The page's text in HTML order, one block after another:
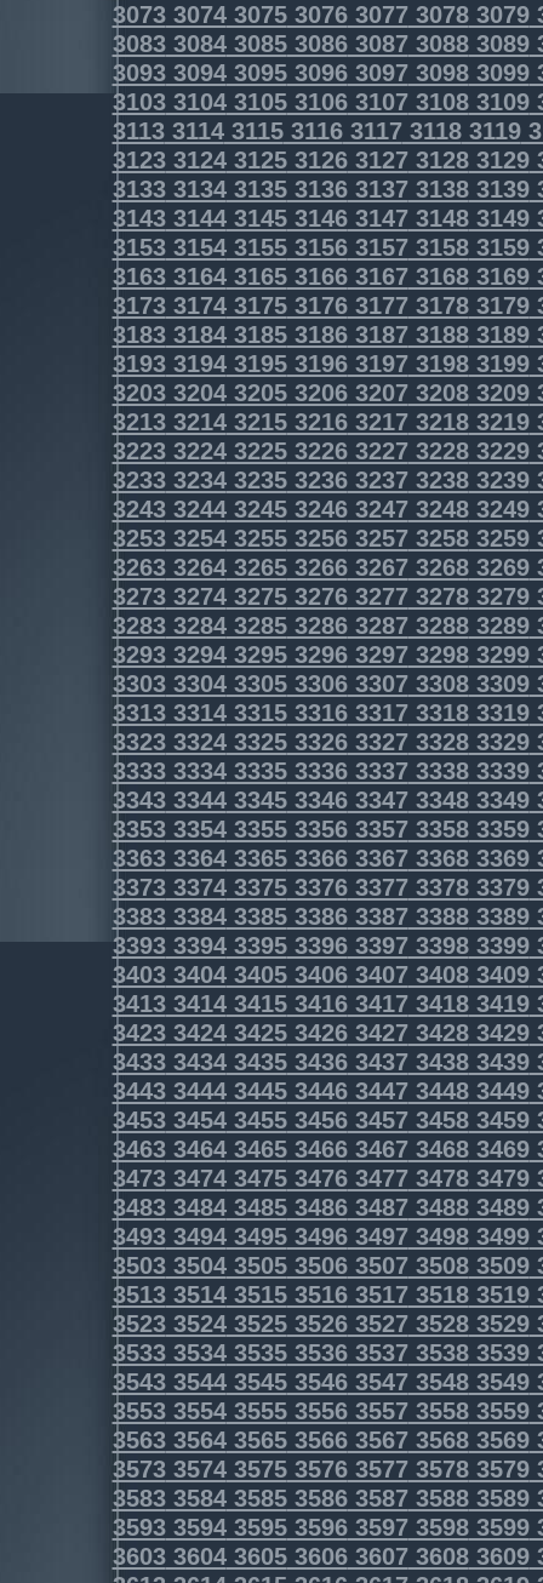
3073307430753076307730783079
3083308430853086308730883089
3093309430953096309730983099
3103310431053106310731083109
3113311431153116311731183119
3123312431253126312731283129
3133313431353136313731383139
3143314431453146314731483149
3153315431553156315731583159
3163316431653166316731683169
3173317431753176317731783179
3183318431853186318731883189
3193319431953196319731983199
3203320432053206320732083209
3213321432153216321732183219
3223322432253226322732283229
3233323432353236323732383239
3243324432453246324732483249
3253325432553256325732583259
3263326432653266326732683269
3273327432753276327732783279
3283328432853286328732883289
3293329432953296329732983299
3303330433053306330733083309
3313331433153316331733183319
3323332433253326332733283329
3333333433353336333733383339
3343334433453346334733483349
3353335433553356335733583359
3363336433653366336733683369
3373337433753376337733783379
3383338433853386338733883389
3393339433953396339733983399
3403340434053406340734083409
3413341434153416341734183419
3423342434253426342734283429
3433343434353436343734383439
3443344434453446344734483449
3453345434553456345734583459
3463346434653466346734683469
3473347434753476347734783479
3483348434853486348734883489
3493349434953496349734983499
3503350435053506350735083509
3513351435153516351735183519
3523352435253526352735283529
3533353435353536353735383539
3543354435453546354735483549
3553355435553556355735583559
3563356435653566356735683569
3573357435753576357735783579
3583358435853586358735883589
3593359435953596359735983599
3603360436053606360736083609